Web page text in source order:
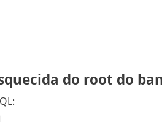
do root do